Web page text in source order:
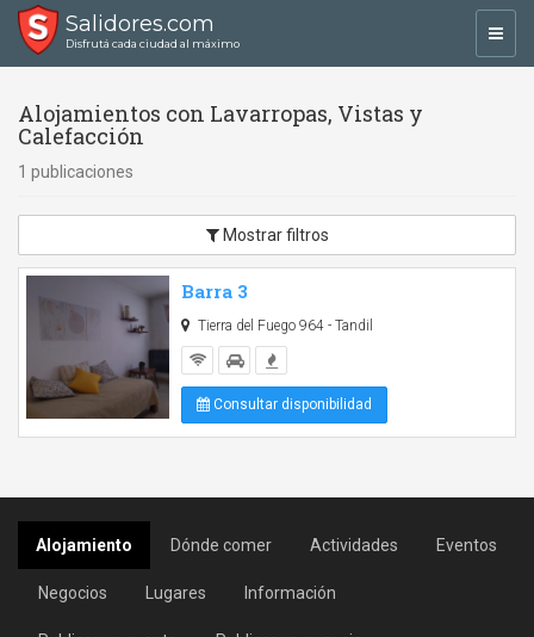
Salidores.com
Disfrutá cada ciudad al máximo
Alojamientos con Lavarropas, Vistas y
Calefacción
1 publicaciones
Mostrar filtros
Barra 3
Tierra del Fuego 964 - Tandil
Consultar disponibilidad
Alojamiento Dónde comer Actividades Eventos
Negocios Lugares Información